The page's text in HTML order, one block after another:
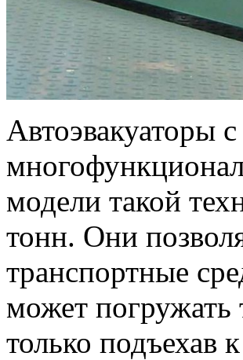
Автоэвакуаторы
модели такой
тонн. Они
транспортные
может погружать
только подъехав